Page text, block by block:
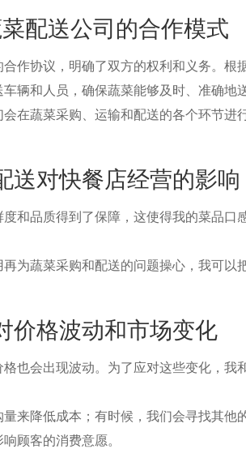
配送公司的合作模式
协议，明确了双方的权利和义务。根
辆和人员，确保蔬菜能够及时、准确地送
蔬菜采购、运输和配送的各个环节进
送对快餐店经营的影响
品质得到了保障，这使得我的菜品口
蔬菜采购和配送的问题操心，我可以
价格波动和市场变化
会出现波动。为了应对这些变化，我
降低成本；有时候，我们会寻找其他
顾客的消费意愿。